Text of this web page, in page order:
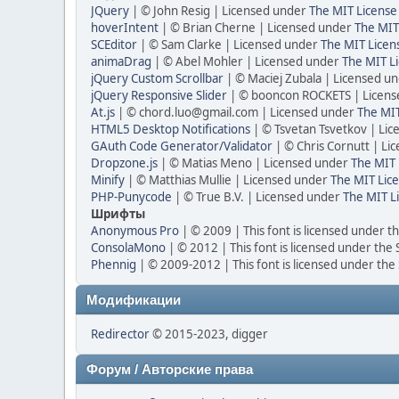
JQuery | © John Resig | Licensed underThe MIT
hoverIntent | © Brian Cherne | Licensed underThe
SCEditor | © Sam Clarke | Licensed underThe MIT
animaDrag | © Abel Mohler | Licensed underThe MIT
jQuery Custom Scrollbar | © Maciej Zubala | Licensed
jQuery Responsive Slider | © booncon ROCKETS |
At.js | © chord.luo@gmail.com | Licensed underThe
HTML5 Desktop Notifications | © Tsvetan Tsvetkov |
GAuth Code Generator/Validator | © Chris Cornutt |
Dropzone.js | © Matias Meno | Licensed underThe MIT
Minify | © Matthias Mullie | Licensed underThe MIT
PHP-Punycode | © True B.V. | Licensed underThe MIT
Шрифты
Anonymous Pro | © 2009 | This font is licensed under
ConsolaMono | © 2012 | This font is licensed under the
Phennig | © 2009-2012 | This font is licensed under the
Модификации
Redirector© 2015-2023, digger
Форум / Авторские права